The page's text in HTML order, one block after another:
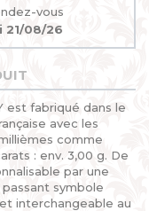
vous
21/08/26
est fabriqué dans le
avec les
comme
: env. 3,00 g. De
par une
symbole
interchangeable au